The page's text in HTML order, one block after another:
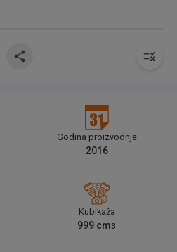
Godina proizvodnje
2016
Kubikaža
999 cm3